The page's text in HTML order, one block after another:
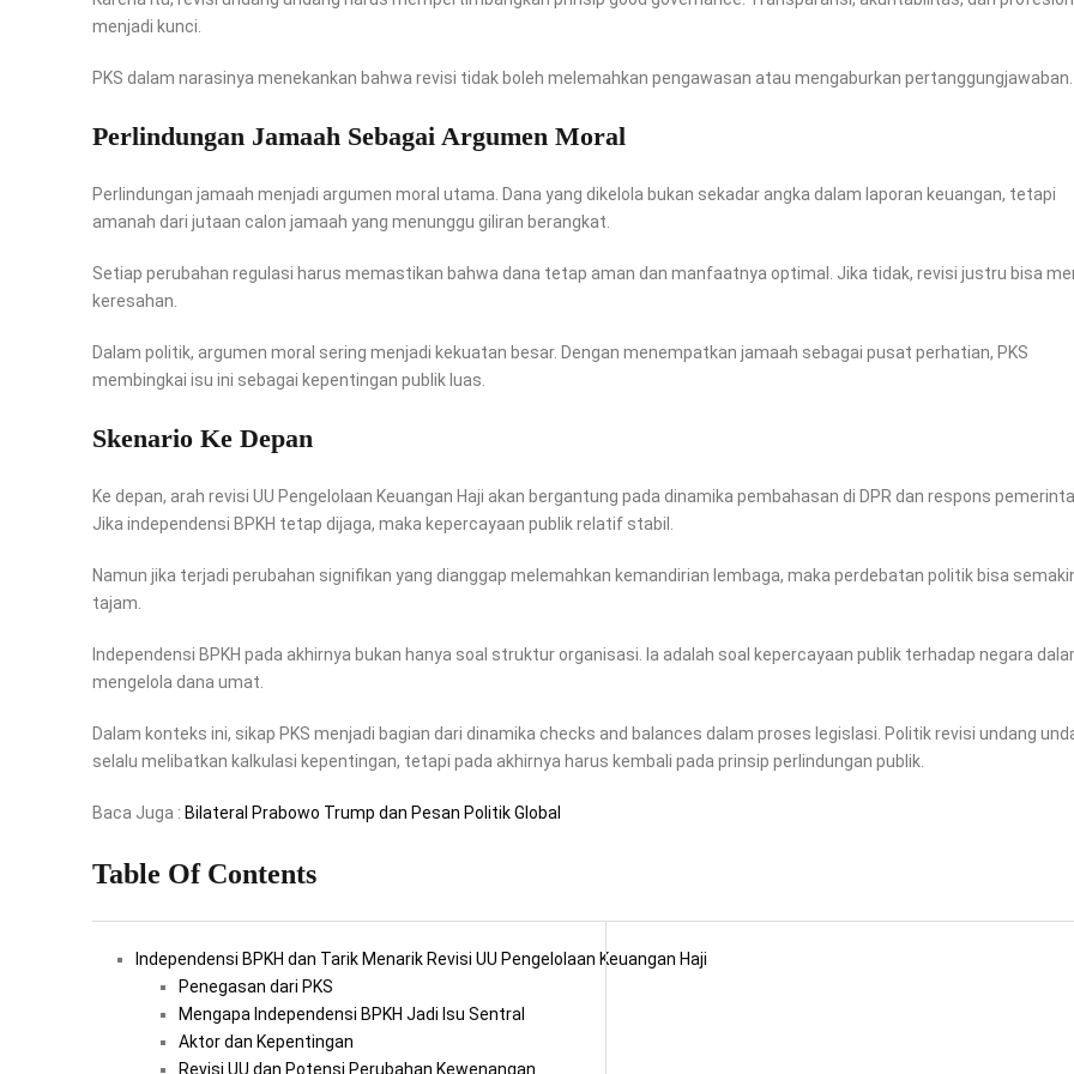
menjadi kunci.
PKS dalam narasinya menekankan bahwa revisi tidak boleh melemahkan pengawasan atau mengaburkan pertanggungjawaban.
Perlindungan Jamaah Sebagai Argumen Moral
Perlindungan jamaah menjadi argumen moral utama. Dana yang dikelola bukan sekadar angka dalam laporan keuangan, tetapi
amanah dari jutaan calon jamaah yang menunggu giliran berangkat.
Setiap perubahan regulasi harus memastikan bahwa dana tetap aman dan manfaatnya optimal. Jika tidak, revisi justru bisa
keresahan.
Dalam politik, argumen moral sering menjadi kekuatan besar. Dengan menempatkan jamaah sebagai pusat perhatian, PKS
membingkai isu ini sebagai kepentingan publik luas.
Skenario Ke Depan
Ke depan, arah revisi UU Pengelolaan Keuangan Haji akan bergantung pada dinamika pembahasan di DPR dan respons
Jika independensi BPKH tetap dijaga, maka kepercayaan publik relatif stabil.
Namun jika terjadi perubahan signifikan yang dianggap melemahkan kemandirian lembaga, maka perdebatan politik bisa
tajam.
Independensi BPKH pada akhirnya bukan hanya soal struktur organisasi. Ia adalah soal kepercayaan publik terhadap negara
mengelola dana umat.
Dalam konteks ini, sikap PKS menjadi bagian dari dinamika checks and balances dalam proses legislasi. Politik revisi undang
selalu melibatkan kalkulasi kepentingan, tetapi pada akhirnya harus kembali pada prinsip perlindungan publik.
Baca Juga : Bilateral Prabowo Trump dan Pesan Politik Global
Table Of Contents
Independensi BPKH dan Tarik Menarik Revisi UU Pengelolaan Keuangan Haji
Penegasan dari PKS
Mengapa Independensi BPKH Jadi Isu Sentral
Aktor dan Kepentingan
Revisi UU dan Potensi Perubahan Kewenangan